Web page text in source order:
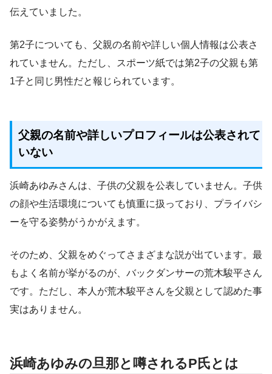
伝えていました。
第2子についても、父親の名前や詳しい個人情報は公表さ
れていません。ただし、スポーツ紙では第2子の父親も第
1子と同じ男性だと報じられています。
父親の名前や詳しいプロフィールは公表されて
いない
浜崎あゆみさんは、子供の父親を公表していません。子供
の顔や生活環境についても慎重に扱っており、プライバシ
ーを守る姿勢がうかがえます。
そのため、父親をめぐってさまざまな説が出ています。最
もよく名前が挙がるのが、バックダンサーの荒木駿平さん
です。ただし、本人が荒木駿平さんを父親として認めた事
実はありません。
浜崎あゆみの旦那と噂されるP氏とは